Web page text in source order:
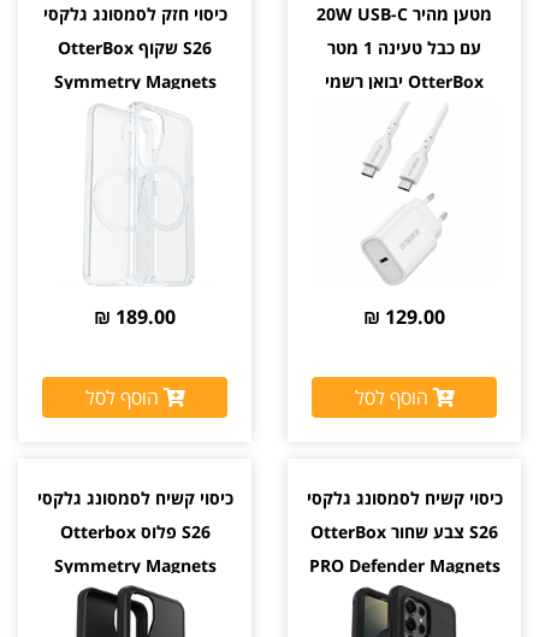
מטען מהיר 20W USB-C
עם כבל טעינה 1 מטר
OtterBox יבואן רשמי
129.00 ₪
הוסף לסל
כיסוי חזק לסמסונג גלקסי
S26 שקוף OtterBox
Symmetry Magnets
יבואן רשמי
189.00 ₪
הוסף לסל
כיסוי קשיח לסמסונג גלקסי
S26 צבע שחור OtterBox
PRO Defender Magnets
יבואן רשמי
כיסוי קשיח לסמסונג גלקסי
S26 פלוס Otterbox
Symmetry Magnets
צבע שחור יבואן רשמי